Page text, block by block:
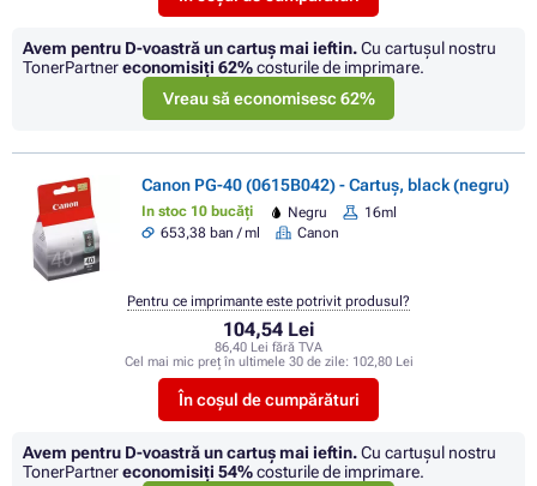
Avem pentru D-voastră un cartuș mai ieftin.Cu cartuşul nostru
TonerPartnereconomisiţi 62%costurile de imprimare.
Vreau să economisesc 62%
Canon PG-40 (0615B042) - Cartuș, black (negru)
In stoc 10 bucăți Negru
16ml
653,38 ban / ml
Canon
104,54 Lei
86,40 Lei fără TVA
Cel mai mic preț în ultimele 30 de zile: 102,80 Lei
În coșul de cumpărături
Pentru ce imprimante este potrivit produsul?
Avem pentru D-voastră un cartuș mai ieftin.Cu cartuşul nostru
TonerPartnereconomisiţi 54%costurile de imprimare.